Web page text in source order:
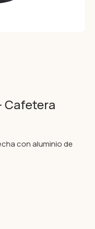
Cafetera
con aluminio de